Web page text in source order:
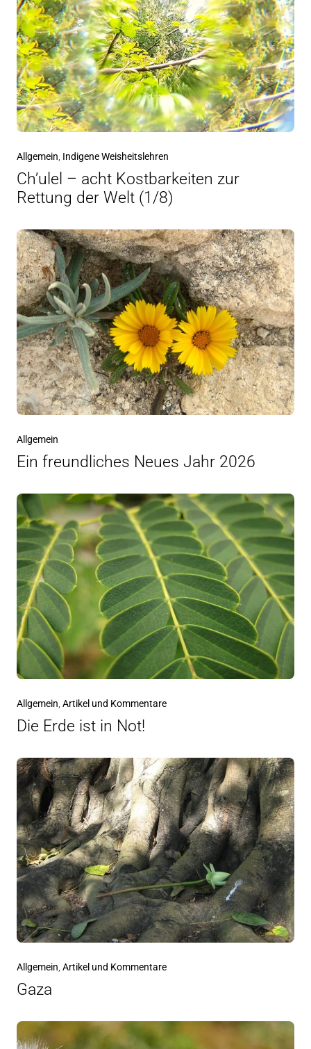
Allgemein Indigene Weisheitslehren
Ch’ulel – acht Kostbarkeiten zur
Rettung der Welt (1/8)
Allgemein
Ein freundliches Neues Jahr 2026
Allgemein Artikel und Kommentare
Die Erde ist in Not!
Allgemein Artikel und Kommentare
Gaza